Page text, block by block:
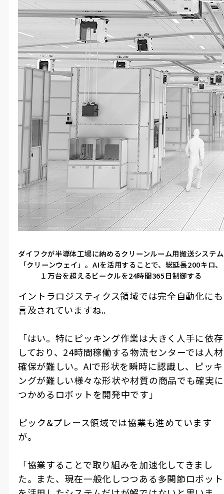
ダイフクが半導体工場に納めるクリーンルーム用搬送システム
「クリーンウェイ」。AIを活用することで、総延長200キロ、
１万台を超えるビークルを24時間365日制御する
――イントラロジスティクス領域では完全自動化にも
言及されていますね。
「はい。特にピッキング作業は大きく人手に依存
しており、24時間稼働する物流センターでは人材
確保が難しい。AIで形状を瞬時に認識し、ピッキ
ングが難しい様々な形状や材質の商品でも確実に
つかめるロボットを開発中です」
――ピック&プレース領域では協業も進めています
が。
「協業することで取り組みを加速化してきまし
た。また、現在一般化しつつある多関節ロボット